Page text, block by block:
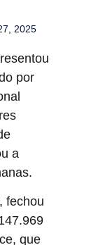
2025
por
a
fechou
que